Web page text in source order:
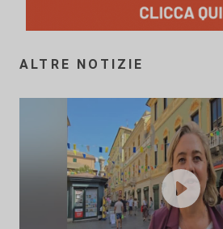
ALTRE NOTIZIE